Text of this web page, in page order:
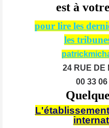
est à
pour lire les
les
24 RUE DE
00 33